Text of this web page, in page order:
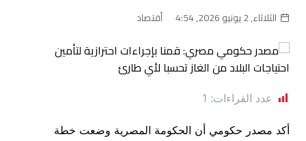
الثلاثاء, 2 يونيو 2026, 4:54 أقتصاد
عدد القراءات: 1
أكد مصدر حكومي أن الحكومة المصرية وضعت خطة